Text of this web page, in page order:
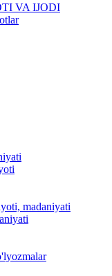
VA IJODI
madaniyati